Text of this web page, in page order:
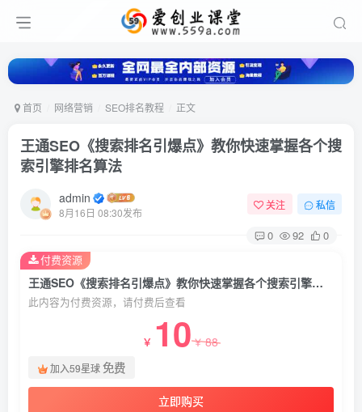
首页 网络营销 SEO排名教程 正文
王通SEO《搜索排名引爆点》教你快速掌握各个搜
索引擎排名算法
admin
8月16日 08:30发布
关注 私信
0 92 0
王通SEO《搜索排名引爆点》教你快速掌握各个搜索引擎排名算法
此内容为付费资源，请付费后查看
￥ 10￥88
加入59星球免费
立即购买
付费资源